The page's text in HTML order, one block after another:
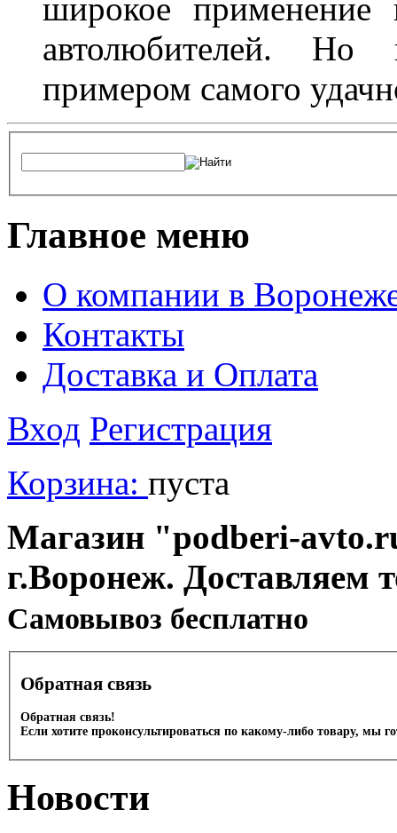
широкое
автолюбителей. Но
примером самого
Главное меню
О компании в
Контакты
Доставка и Оплата
Вход Регистрация
Корзина: пуста
Магазин "podberi-
г.Воронеж. Доставляем
Cамовывоз бесплатно
Обратная связь
Обратная связь!
Если хотите проконсультироваться по какому-либо товару, мы
Новости